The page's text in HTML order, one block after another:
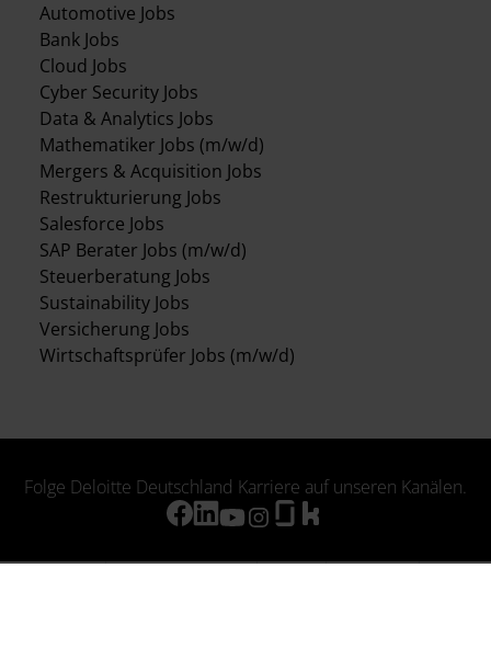
Automotive Jobs
Bank Jobs
Cloud Jobs
Cyber Security Jobs
Data & Analytics Jobs
Mathematiker Jobs (m/w/d)
Mergers & Acquisition Jobs
Restrukturierung Jobs
Salesforce Jobs
SAP Berater Jobs (m/w/d)
Steuerberatung Jobs
Sustainability Jobs
Versicherung Jobs
Wirtschaftsprüfer Jobs (m/w/d)
Folge Deloitte Deutschland Karriere auf unseren Kanälen.